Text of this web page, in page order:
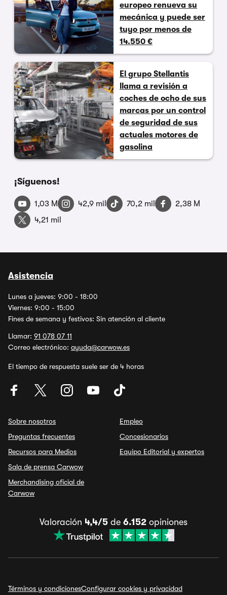
europeo renueva su
mecánica y puede ser
tuyo por menos de
14.550 €
El grupo Stellantis
llama a revisión a
coches de ocho de sus
marcas por un control
de seguridad de sus
actuales motores de
gasolina
¡Síguenos!
1,03 M 42,9 mil 70,2 mil
2,38 M
4,21 mil
Asistencia
Lunes a jueves: 9:00 - 18:00
Viernes: 9:00 - 15:00
Fines de semana y festivos: Sin atención al cliente
Llamar: 91 078 07 11
Correo electrónico: ayuda@carwow.es
El tiempo de respuesta suele ser de 4 horas
Sobre nosotros
Preguntas frecuentes
Recursos para Medios
Sala de prensa Carwow
Merchandising oficial de
Carwow
Empleo
Concesionarios
Equipo Editorial y expertos
Valoración 4,4/5 de 6.152 opiniones
Términos y condicionesConfigurar cookies y privacidad